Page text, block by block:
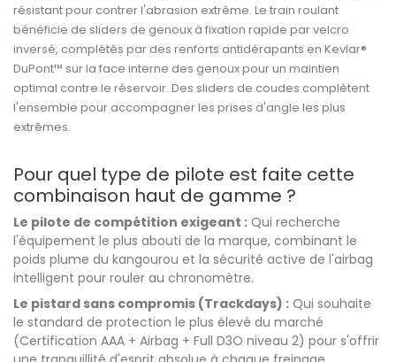
résistant pour contrer l'abrasion extrême. Le train roulant
bénéficie de sliders de genoux à fixation rapide par velcro
inversé, complétés par des renforts antidérapants en Kevlar®
DuPont™ sur la face interne des genoux pour un maintien
optimal contre le réservoir. Des sliders de coudes complètent
l'ensemble pour accompagner les prises d'angle les plus
extrêmes.
Pour quel type de pilote est faite cette
combinaison haut de gamme ?
Le pilote de compétition exigeant : Qui recherche
l'équipement le plus abouti de la marque, combinant le
poids plume du kangourou et la sécurité active de l'airbag
intelligent pour rouler au chronomètre.
Le pistard sans compromis (Trackdays) : Qui souhaite
le standard de protection le plus élevé du marché
(Certification AAA + Airbag + Full D3O niveau 2) pour s'offrir